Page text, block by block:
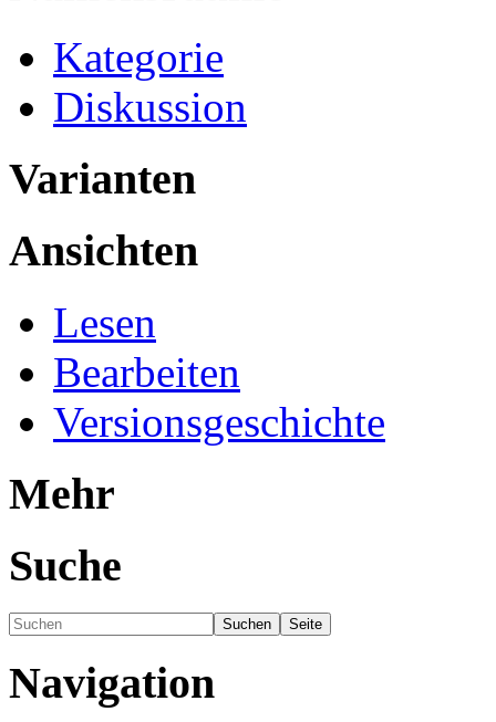
Kategorie
Diskussion
Varianten
Ansichten
Lesen
Bearbeiten
Versionsgeschichte
Mehr
Suche
Navigation